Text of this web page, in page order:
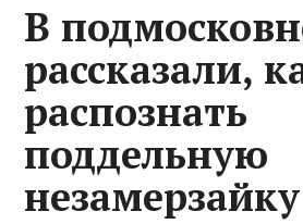
В
рассказали,
распознать
поддельную
незамерзайку